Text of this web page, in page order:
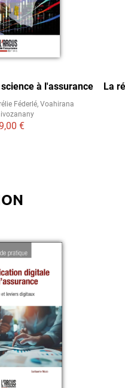
à l'assurance
Féderlé,Voahirana
€
La